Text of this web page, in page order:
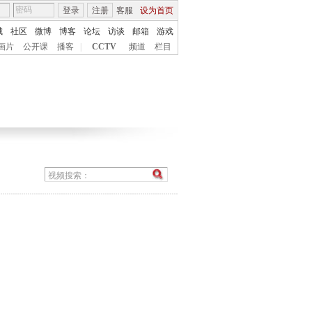
客服 设为首页
登录 注册
社区 微博 博客 论坛 访谈 邮箱
游戏
片
公开课 播客 CCTV 频道 栏目